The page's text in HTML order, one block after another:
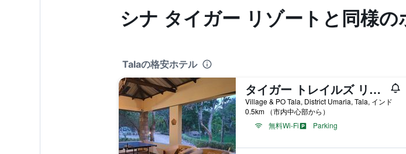
シナ タイガー リゾートと同様の
Talaの格安ホテル
タイガー トレイルズ リゾーツ
Village & PO Tala, District Umaria, Tala, インド
0.5km （市内中心部から）
無料Wi-Fi
Parking